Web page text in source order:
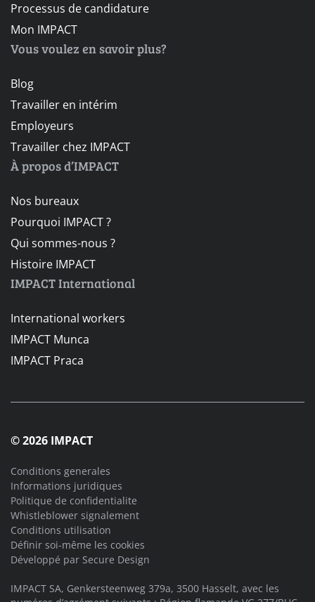
Processus de candidature
Mon IMPACT
Vous voulez en savoir plus?
Blog
Travailler en intérim
Employeurs
Travailler chez IMPACT
À propos d’IMPACT
Nos bureaux
Pourquoi IMPACT ?
Qui sommes-nous ?
Histoire IMPACT
IMPACT International
International workers
IMPACT Munca
IMPACT Praca
© 2026 IMPACT
Conditions generales
Informations juridiques
Politique de confidentialite
Whistleblower signalement
Conditions utilisation
Définir soi-même les cookies
Développé par Secure Design
IMPACT SA, Genkersteenweg 379a, 3500 Hasselt, avec les